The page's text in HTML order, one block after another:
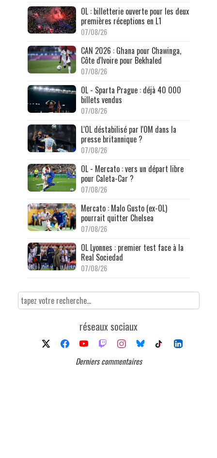
OL : billetterie ouverte pour les deux
premières réceptions en L1
07/08/26
CAN 2026 : Ghana pour Chawinga,
Côte d'Ivoire pour Bekhaled
07/08/26
OL - Sparta Prague : déjà 40 000
billets vendus
07/08/26
L'OL déstabilisé par l'OM dans la
presse britannique ?
07/08/26
OL - Mercato : vers un départ libre
pour Caleta-Car ?
07/08/26
Mercato : Malo Gusto (ex-OL)
pourrait quitter Chelsea
07/08/26
OL Lyonnes : premier test face à la
Real Sociedad
07/08/26
réseaux sociaux
Derniers commentaires